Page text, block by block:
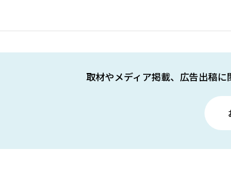
取材やメディア掲載、広告出稿